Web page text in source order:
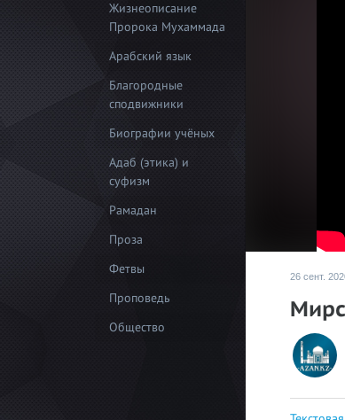
Жизнеописание
Пророка Мухаммада
Арабский язык
Благородные
сподвижники
Биографии учёных
Адаб (этика) и
суфизм
Рамадан
Проза
Фетвы
Проповедь
Общество
26 сент.